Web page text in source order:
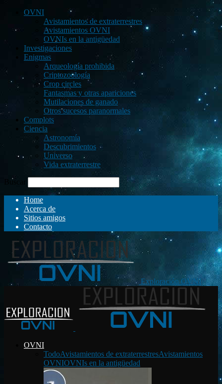
OVNI
Avistamientos de extraterrestres
Avistamientos OVNI
OVNIs en la antigüedad
Investigaciones
Enigmas
Arqueología prohibida
Criptozoología
Crop circles
Fantasmas y otras apariciones
Mutilaciones de ganado
Otros sucesos paranormales
Complots
Ciencia
Astronomía
Descubrimientos
Universo
Vida extraterrestre
Buscar
Home
Acerca de
Sitios amigos
Contacto
Exploración OVNI
OVNI
TodoAvistamientos de extraterrestresAvistamientos
OVNIOVNIs en la antigüedad